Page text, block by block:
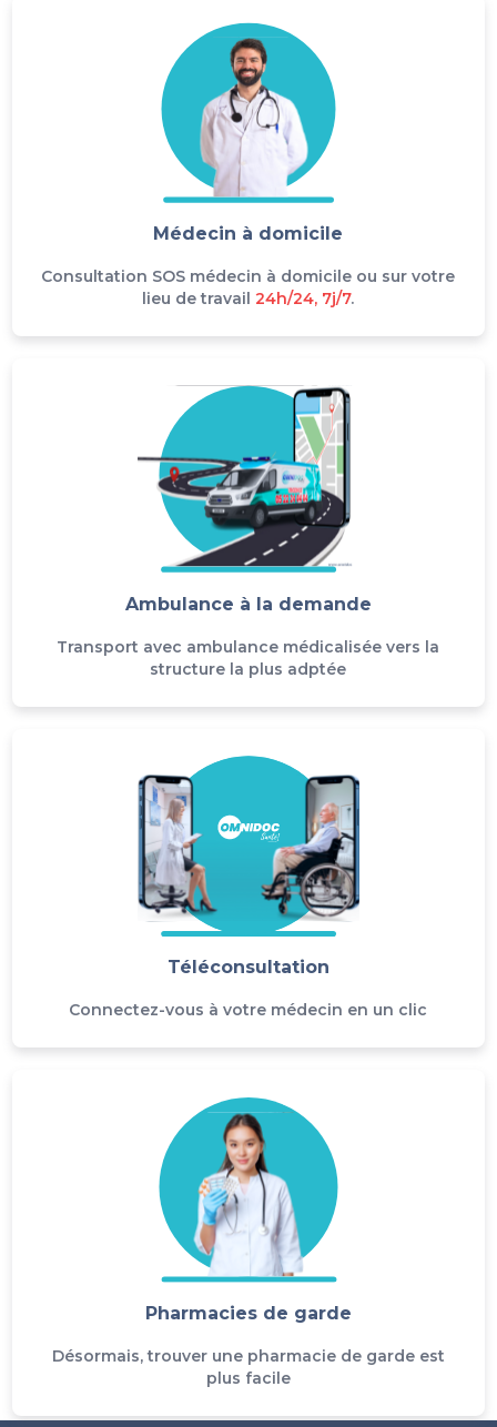
Médecin à domicile
Consultation SOS médecin à domicile ou sur votre
lieu de travail 24h/24, 7j/7.
Ambulance à la demande
Transport avec ambulance médicalisée vers la
structure la plus adptée
Téléconsultation
Connectez-vous à votre médecin en un clic
Pharmacies de garde
Désormais, trouver une pharmacie de garde est
plus facile